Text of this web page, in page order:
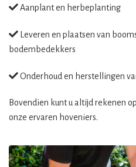
Aanplant en herbeplanting
Leveren en plaatsen van
bodembedekkers
Onderhoud en herstellingen
Bovendien kunt u altijd rekenen
onze ervaren hoveniers.